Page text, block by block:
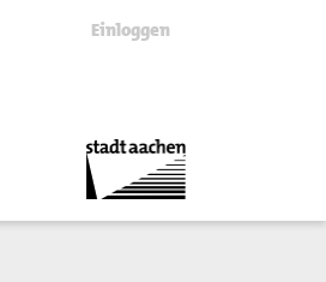
Einloggen